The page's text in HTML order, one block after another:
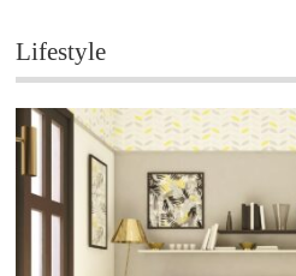
Lifestyle